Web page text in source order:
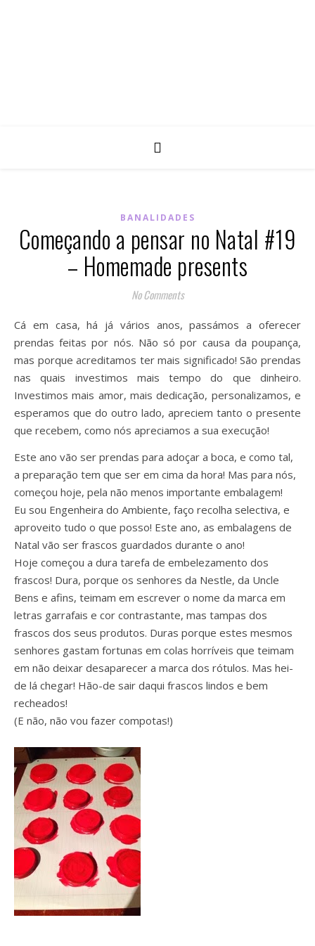
BANALIDADES
Começando a pensar no Natal #19
– Homemade presents
No Comments
Cá em casa, há já vários anos, passámos a oferecer
prendas feitas por nós. Não só por causa da poupança,
mas porque acreditamos ter mais significado! São prendas
nas quais investimos mais tempo do que dinheiro.
Investimos mais amor, mais dedicação, personalizamos, e
esperamos que do outro lado, apreciem tanto o presente
que recebem, como nós apreciamos a sua execução!
Este ano vão ser prendas para adoçar a boca, e como tal,
a preparação tem que ser em cima da hora! Mas para nós,
começou hoje, pela não menos importante embalagem!
Eu sou Engenheira do Ambiente, faço recolha selectiva, e
aproveito tudo o que posso! Este ano, as embalagens de
Natal vão ser frascos guardados durante o ano!
Hoje começou a dura tarefa de embelezamento dos
frascos! Dura, porque os senhores da Nestle, da Uncle
Bens e afins, teimam em escrever o nome da marca em
letras garrafais e cor contrastante, mas tampas dos
frascos dos seus produtos. Duras porque estes mesmos
senhores gastam fortunas em colas horríveis que teimam
em não deixar desaparecer a marca dos rótulos. Mas hei-
de lá chegar! Hão-de sair daqui frascos lindos e bem
recheados!
(E não, não vou fazer compotas!)